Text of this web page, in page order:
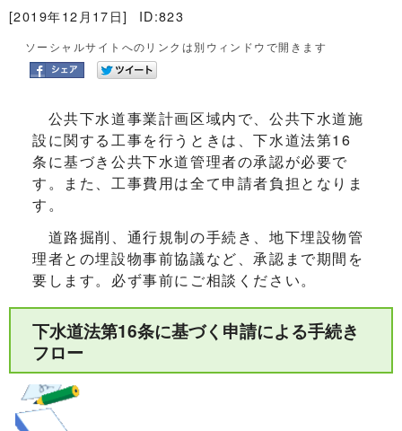
[2019年12月17日] ID:823
ソーシャルサイトへのリンクは別ウィンドウで開きます
公共下水道事業計画区域内で、公共下水道施
設に関する工事を行うときは、下水道法第16
条に基づき公共下水道管理者の承認が必要で
す。また、工事費用は全て申請者負担となりま
す。
道路掘削、通行規制の手続き、地下埋設物管
理者との埋設物事前協議など、承認まで期間を
要します。必ず事前にご相談ください。
下水道法第16条に基づく申請による手続き
フロー